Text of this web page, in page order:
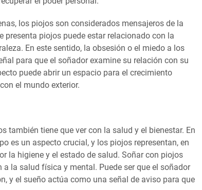
los piojos son considerados mensajeros de la
presenta piojos puede estar relacionado con la
En este sentido, la obsesión o el miedo a los
para que el soñador examine su relación con su
puede abrir un espacio para el crecimiento
el mundo exterior.
también tiene que ver con la salud y el bienestar. En
es un aspecto crucial, y los piojos representan, en
la higiene y el estado de salud. Soñar con piojos
la salud física y mental. Puede ser que el soñador
y el sueño actúa como una señal de aviso para que